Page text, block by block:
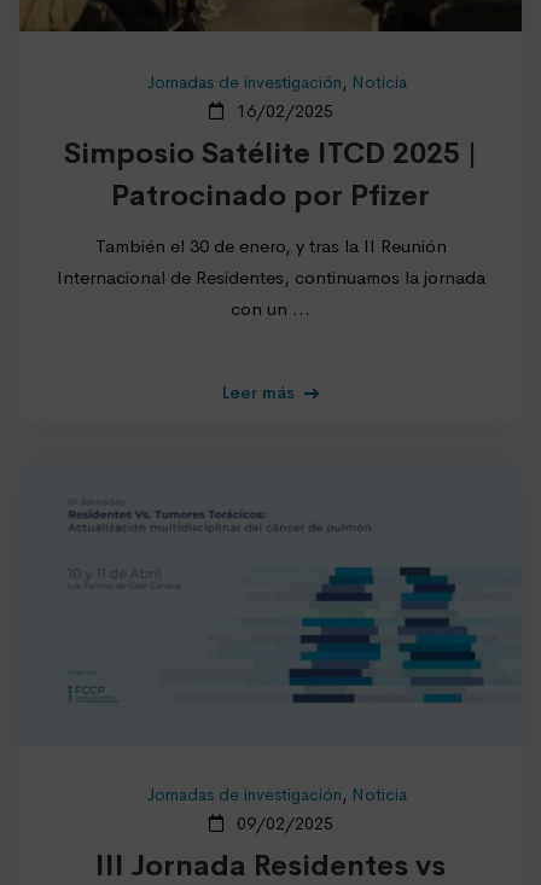
Jornadas de investigación, Noticia
16/02/2025
Simposio Satélite ITCD 2025 |
Patrocinado por Pfizer
También el 30 de enero, y tras la II Reunión
Internacional de Residentes, continuamos la jornada
con un …
Leer más
Jornadas de investigación, Noticia
09/02/2025
III Jornada Residentes vs